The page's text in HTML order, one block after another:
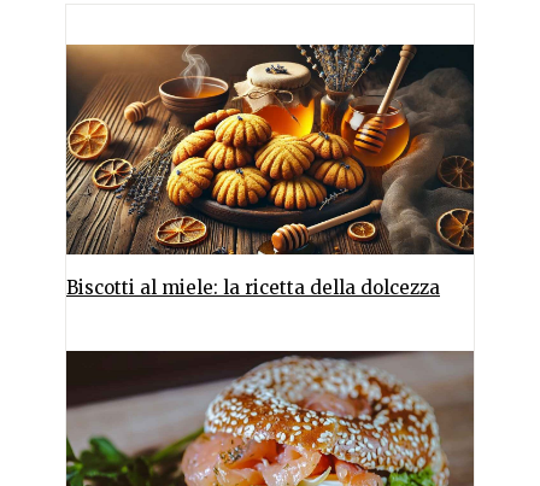
Biscotti al miele: la ricetta della dolcezza